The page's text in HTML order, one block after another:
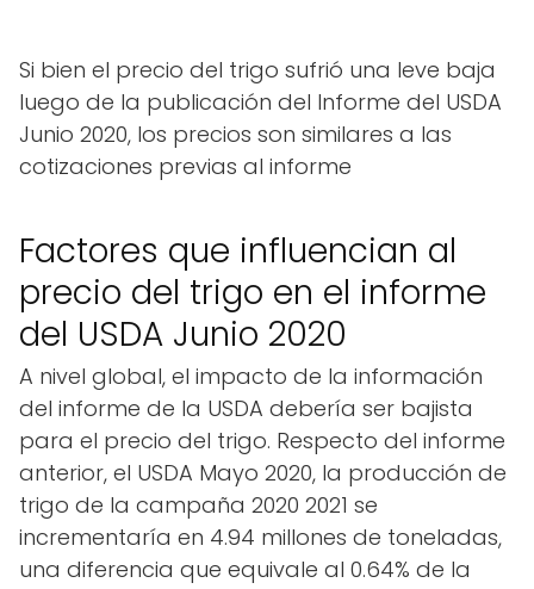
Si bien el precio del trigo sufrió una leve baja
luego de la publicación del Informe del USDA
Junio 2020, los precios son similares a las
cotizaciones previas al informe
Factores que influencian al
precio del trigo en el informe
del USDA Junio 2020
A nivel global, el impacto de la información
del informe de la USDA debería ser bajista
para el precio del trigo. Respecto del informe
anterior, el USDA Mayo 2020, la producción de
trigo de la campaña 2020 2021 se
incrementaría en 4.94 millones de toneladas,
una diferencia que equivale al 0.64% de la